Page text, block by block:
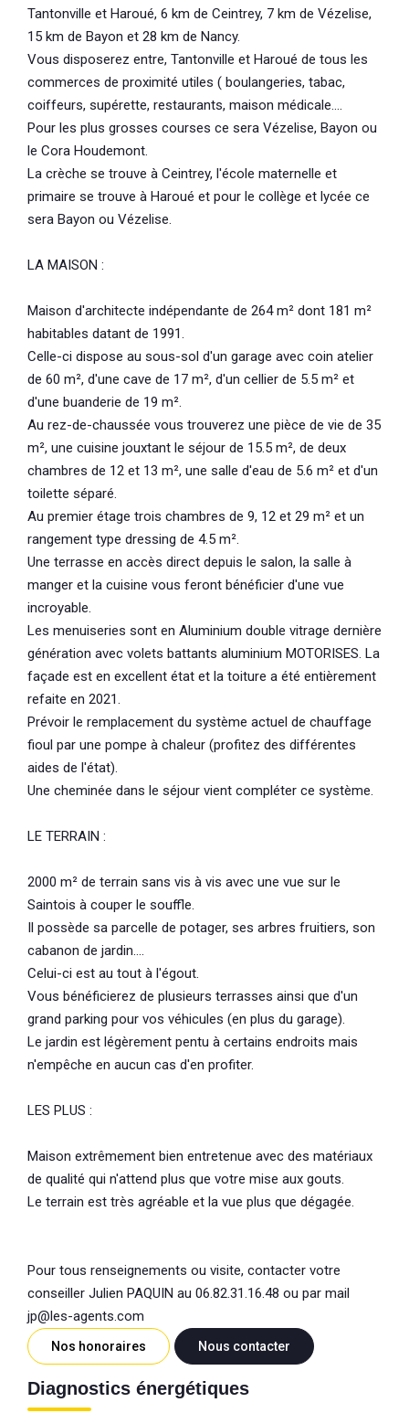
Tantonville et Haroué, 6 km de Ceintrey, 7 km de Vézelise,
15 km de Bayon et 28 km de Nancy.
Vous disposerez entre, Tantonville et Haroué de tous les
commerces de proximité utiles ( boulangeries, tabac,
coiffeurs, supérette, restaurants, maison médicale....
Pour les plus grosses courses ce sera Vézelise, Bayon ou
le Cora Houdemont.
La crèche se trouve à Ceintrey, l'école maternelle et
primaire se trouve à Haroué et pour le collège et lycée ce
sera Bayon ou Vézelise.
LA MAISON :
Maison d'architecte indépendante de 264 m² dont 181 m²
habitables datant de 1991.
Celle-ci dispose au sous-sol d'un garage avec coin atelier
de 60 m², d'une cave de 17 m², d'un cellier de 5.5 m² et
d'une buanderie de 19 m².
Au rez-de-chaussée vous trouverez une pièce de vie de 35
m², une cuisine jouxtant le séjour de 15.5 m², de deux
chambres de 12 et 13 m², une salle d'eau de 5.6 m² et d'un
toilette séparé.
Au premier étage trois chambres de 9, 12 et 29 m² et un
rangement type dressing de 4.5 m².
Une terrasse en accès direct depuis le salon, la salle à
manger et la cuisine vous feront bénéficier d'une vue
incroyable.
Les menuiseries sont en Aluminium double vitrage dernière
génération avec volets battants aluminium MOTORISES. La
façade est en excellent état et la toiture a été entièrement
refaite en 2021.
Prévoir le remplacement du système actuel de chauffage
fioul par une pompe à chaleur (profitez des différentes
aides de l'état).
Une cheminée dans le séjour vient compléter ce système.
LE TERRAIN :
2000 m² de terrain sans vis à vis avec une vue sur le
Saintois à couper le souffle.
Il possède sa parcelle de potager, ses arbres fruitiers, son
cabanon de jardin....
Celui-ci est au tout à l'égout.
Vous bénéficierez de plusieurs terrasses ainsi que d'un
grand parking pour vos véhicules (en plus du garage).
Le jardin est légèrement pentu à certains endroits mais
n'empêche en aucun cas d'en profiter.
LES PLUS :
Maison extrêmement bien entretenue avec des matériaux
de qualité qui n'attend plus que votre mise aux gouts.
Le terrain est très agréable et la vue plus que dégagée.
Pour tous renseignements ou visite, contacter votre
conseiller Julien PAQUIN au 06.82.31.16.48 ou par mail
jp@les-agents.com
Nos honoraires Nous contacter
Diagnostics énergétiques